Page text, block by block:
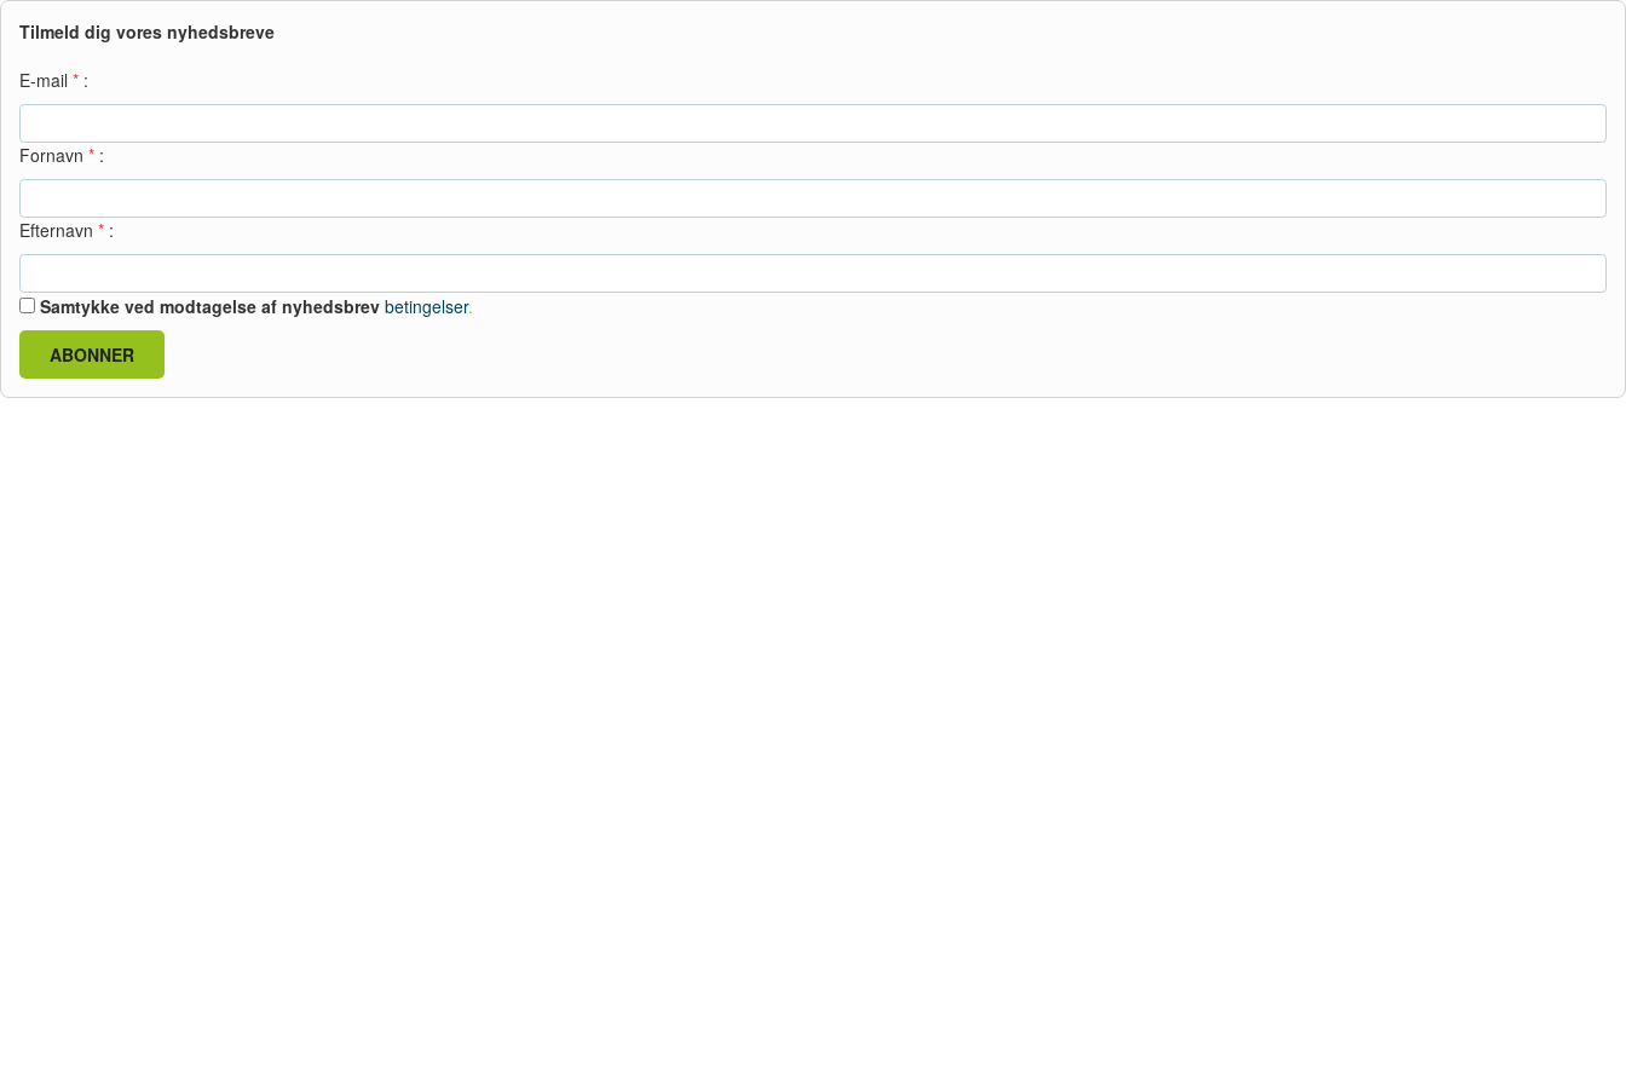
Tilmeld dig vores nyhedsbreve
E-mail * :
Fornavn * :
Efternavn * :
Samtykke ved modtagelse af nyhedsbrev betingelser.